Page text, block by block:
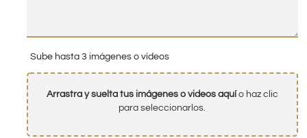
Sube hasta 3 imágenes o vídeos
Arrastra y suelta tus imágenes o videos aquío haz clic
para seleccionarlos.